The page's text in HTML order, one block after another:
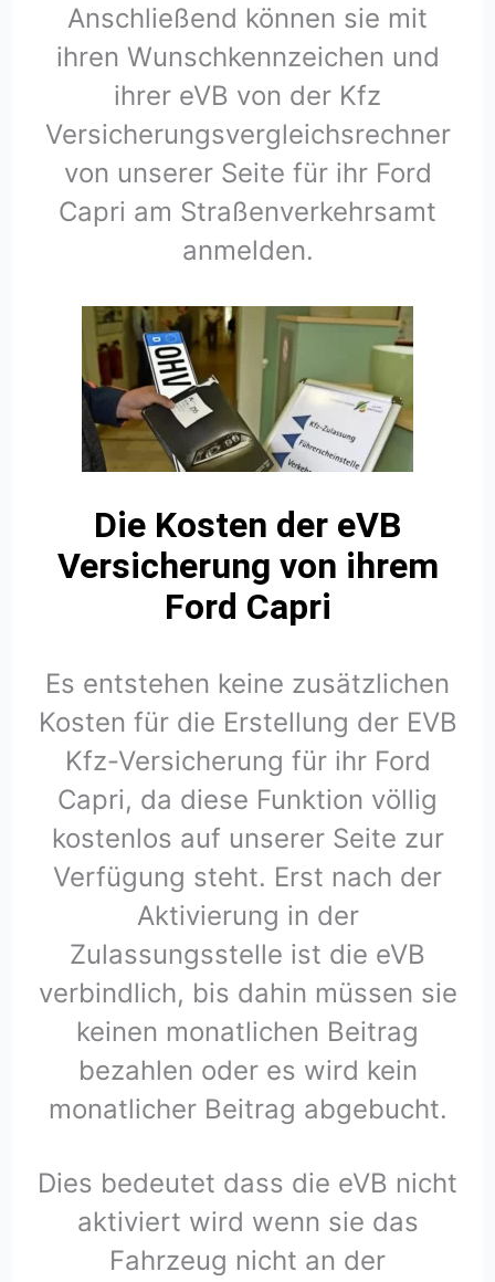
Anschließend können sie mit
ihren Wunschkennzeichen und
ihrer eVB von der Kfz
Versicherungsvergleichsrechner
von unserer Seite für ihr Ford
Capri am Straßenverkehrsamt
anmelden.
Die Kosten der eVB
Versicherung von ihrem
Ford Capri
Es entstehen keine zusätzlichen
Kosten für die Erstellung der EVB
Kfz-Versicherung für ihr Ford
Capri, da diese Funktion völlig
kostenlos auf unserer Seite zur
Verfügung steht. Erst nach der
Aktivierung in der
Zulassungsstelle ist die eVB
verbindlich, bis dahin müssen sie
keinen monatlichen Beitrag
bezahlen oder es wird kein
monatlicher Beitrag abgebucht.
Dies bedeutet dass die eVB nicht
aktiviert wird wenn sie das
Fahrzeug nicht an der